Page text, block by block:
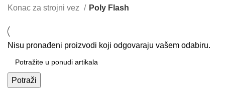
Konac za strojni vez
Poly Flash
Nisu pronađeni proizvodi koji odgovaraju vašem odabiru.
Potraži